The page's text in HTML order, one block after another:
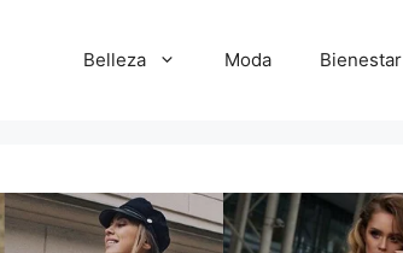
Belleza Moda Bienestar